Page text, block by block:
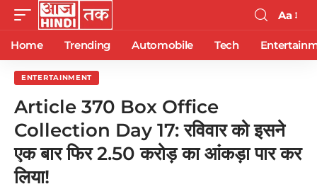
Aa
Home Trending Automobile Tech
ENTERTAINMENT
Article 370 Box Office
Collection Day 17: रविवार को इसने
एक बार फिर 2.50 करोड़ का आंकड़ा पार कर
लिया!